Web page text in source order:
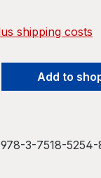
shipping costs
Enter
Add to
978-3-7518-5254-